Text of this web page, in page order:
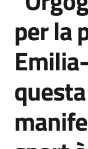
per la
questa